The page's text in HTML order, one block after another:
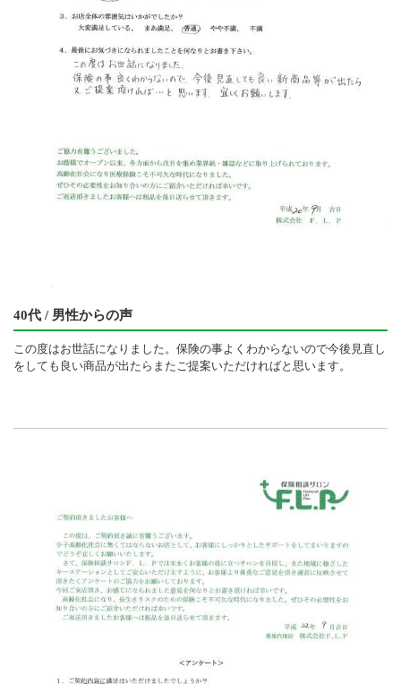
40代 / 男性からの声
この度はお世話になりました。保険の事よくわからないので今後見直し
をしても良い商品が出たらまたご提案いただければと思います。